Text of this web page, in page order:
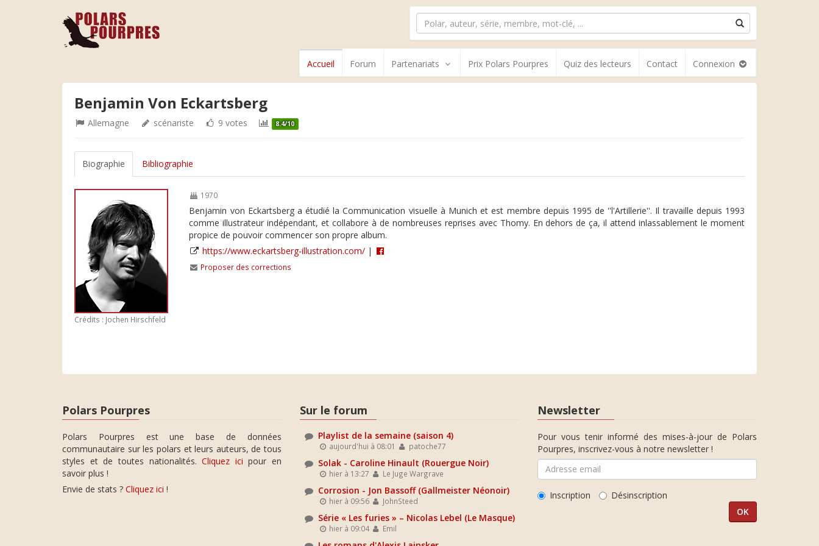
Accueil Forum Partenariats Prix Polars Pourpres Quiz des lecteurs Contact Connexion
Benjamin Von Eckartsberg
Allemagne scénariste 9 votes 8.4/10
Biographie Bibliographie
Crédits : Jochen Hirschfeld
1970
Benjamin von Eckartsberg a étudié la Communication visuelle à Munich et est membre depuis 1995 de ''l'Artillerie''. Il travaille depuis 1993
comme illustrateur indépendant, et collabore à de nombreuses reprises avec Thomy. En dehors de ça, il attend inlassablement le moment
propice de pouvoir commencer son propre album.
https://www.eckartsberg-illustration.com/ |
Proposer des corrections
Polars Pourpres
Polars Pourpres est une base de données
communautaire sur les polars et leurs auteurs, de tous
styles et de toutes nationalités.Cliquez ici pour en
savoir plus !
Envie de stats ? Cliquez ici !
Sur le forum
Playlist de la semaine (saison 4)
aujourd'hui à 08:01 patoche77
Solak - Caroline Hinault (Rouergue Noir)
hier à 13:27 Le Juge Wargrave
Corrosion - Jon Bassoff (Gallmeister Néonoir)
hier à 09:56 JohnSteed
Série « Les furies » – Nicolas Lebel (Le Masque)
hier à 09:04 Emil
Newsletter
Pour vous tenir informé des mises-à-jour de Polars
Pourpres, inscrivez-vous à notre newsletter !
Inscription Désinscription